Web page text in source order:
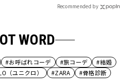
Recommended by
WORD
#お呼ばれコーデ #旅コーデ
#結婚
（ユニクロ） #ZARA #骨格診断